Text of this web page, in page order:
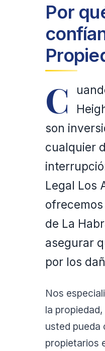
Por
C
son
cualquier
Legal Los
de La
asegurar
por los
Nos
la
usted pueda
propietarios